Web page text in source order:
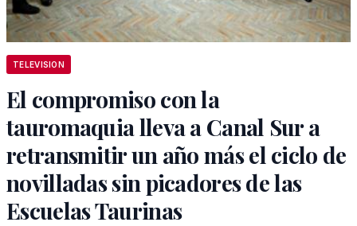
TELEVISION
El compromiso con la
tauromaquia lleva a Canal Sur a
retransmitir un año más el ciclo de
novilladas sin picadores de las
Escuelas Taurinas